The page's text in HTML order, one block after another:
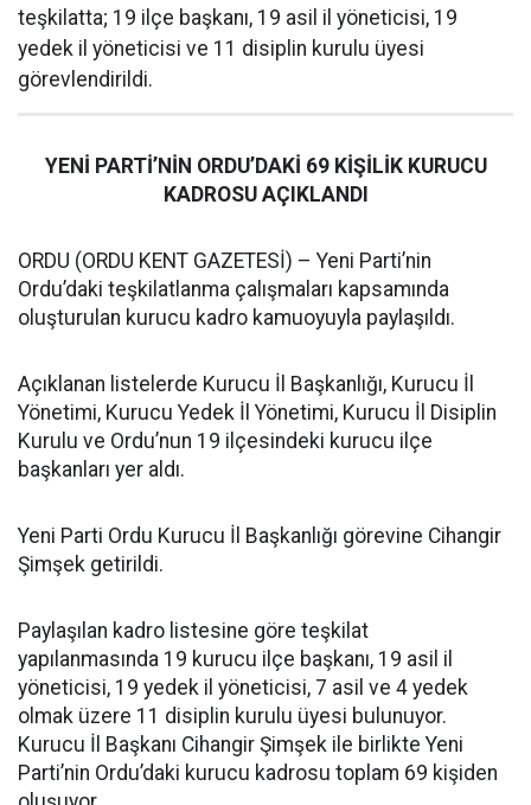
teşkilatta; 19 ilçe başkanı, 19 asil il yöneticisi, 19
yedek il yöneticisi ve 11 disiplin kurulu üyesi
görevlendirildi.
YENİ PARTİ’NİN ORDU’DAKİ 69 KİŞİLİK KURUCU
KADROSU AÇIKLANDI
ORDU (ORDU KENT GAZETESİ) – Yeni Parti’nin
Ordu’daki teşkilatlanma çalışmaları kapsamında
oluşturulan kurucu kadro kamuoyuyla paylaşıldı.
Açıklanan listelerde Kurucu İl Başkanlığı, Kurucu İl
Yönetimi, Kurucu Yedek İl Yönetimi, Kurucu İl Disiplin
Kurulu ve Ordu’nun 19 ilçesindeki kurucu ilçe
başkanları yer aldı.
Yeni Parti Ordu Kurucu İl Başkanlığı görevine Cihangir
Şimşek getirildi.
Paylaşılan kadro listesine göre teşkilat
yapılanmasında 19 kurucu ilçe başkanı, 19 asil il
yöneticisi, 19 yedek il yöneticisi, 7 asil ve 4 yedek
olmak üzere 11 disiplin kurulu üyesi bulunuyor.
Kurucu İl Başkanı Cihangir Şimşek ile birlikte Yeni
Parti’nin Ordu’daki kurucu kadrosu toplam 69 kişiden